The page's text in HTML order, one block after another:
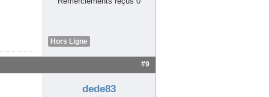
Hors Ligne
#9
dede83